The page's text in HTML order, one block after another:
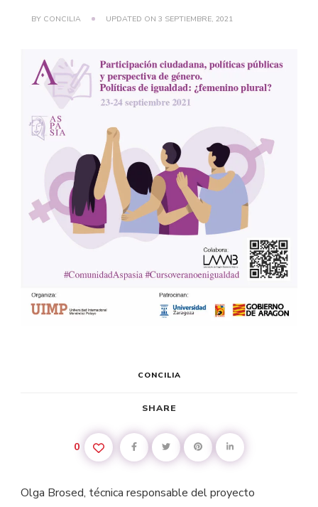
BY CONCILIA UPDATED ON 3 SEPTIEMBRE, 2021
CONCILIA
SHARE
0
Olga Brosed, técnica responsable del proyecto